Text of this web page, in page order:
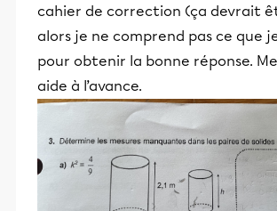
cahier de correction (ça devrait
alors je ne comprend pas ce que
pour obtenir la bonne réponse.
aide à l’avance.